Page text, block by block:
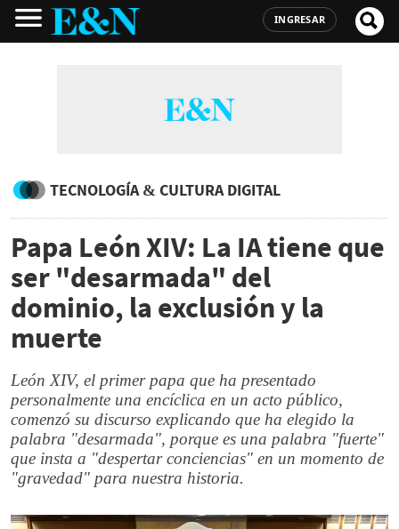
INGRESAR
TECNOLOGÍA & CULTURA DIGITAL
Papa León XIV: La IA tiene que
ser "desarmada" del
dominio, la exclusión y la
muerte
León XIV, el primer papa que ha presentado
personalmente una encíclica en un acto público,
comenzó su discurso explicando que ha elegido la
palabra "desarmada", porque es una palabra "fuerte"
que insta a "despertar conciencias" en un momento de
"gravedad" para nuestra historia.